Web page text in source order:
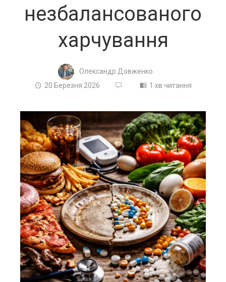
незбалансованого
харчування
Олександр Довженко
20 Березня 2026
1 хв читання